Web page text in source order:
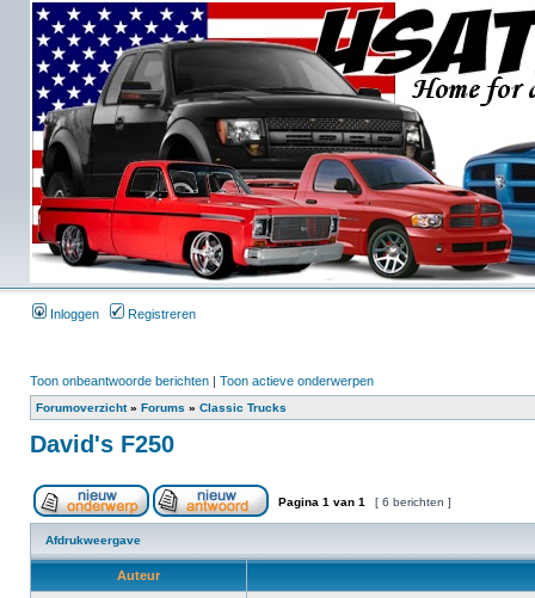
Inloggen Registreren
Toon onbeantwoorde berichten | Toon actieve onderwerpen
Forumoverzicht» Forums » Classic Trucks
David's F250
Pagina 1 van 1 [ 6 berichten ]
Afdrukweergave
Auteur